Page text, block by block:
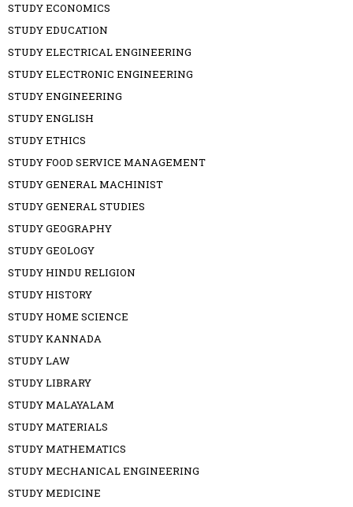
STUDY ECONOMICS
STUDY EDUCATION
STUDY ELECTRICAL ENGINEERING
STUDY ELECTRONIC ENGINEERING
STUDY ENGINEERING
STUDY ENGLISH
STUDY ETHICS
STUDY FOOD SERVICE MANAGEMENT
STUDY GENERAL MACHINIST
STUDY GENERAL STUDIES
STUDY GEOGRAPHY
STUDY GEOLOGY
STUDY HINDU RELIGION
STUDY HISTORY
STUDY HOME SCIENCE
STUDY KANNADA
STUDY LAW
STUDY LIBRARY
STUDY MALAYALAM
STUDY MATERIALS
STUDY MATHEMATICS
STUDY MECHANICAL ENGINEERING
STUDY MEDICINE